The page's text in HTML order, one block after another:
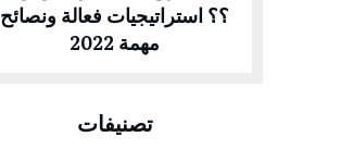
؟؟ استراتيجيات فعالة ونصائح
مهمة 2022
تصنيفات